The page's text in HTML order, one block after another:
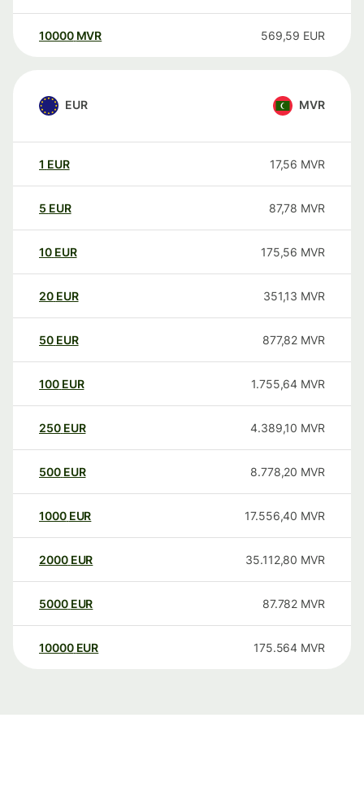
10000 MVR 569,59 EUR
EUR MVR
1 EUR 17,56 MVR
5 EUR 87,78 MVR
10 EUR 175,56 MVR
20 EUR 351,13 MVR
50 EUR 877,82 MVR
100 EUR 1.755,64 MVR
250 EUR 4.389,10 MVR
500 EUR 8.778,20 MVR
1000 EUR 17.556,40 MVR
2000 EUR 35.112,80 MVR
5000 EUR 87.782 MVR
10000 EUR 175.564 MVR